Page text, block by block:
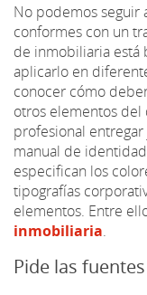
No podemos seguir
conformes con un
de inmobiliaria está
aplicarlo en
conocer cómo
otros elementos del
profesional
manual de
especifican los
tipografías
elementos. Entre
inmobiliaria.
Pide las fuentes